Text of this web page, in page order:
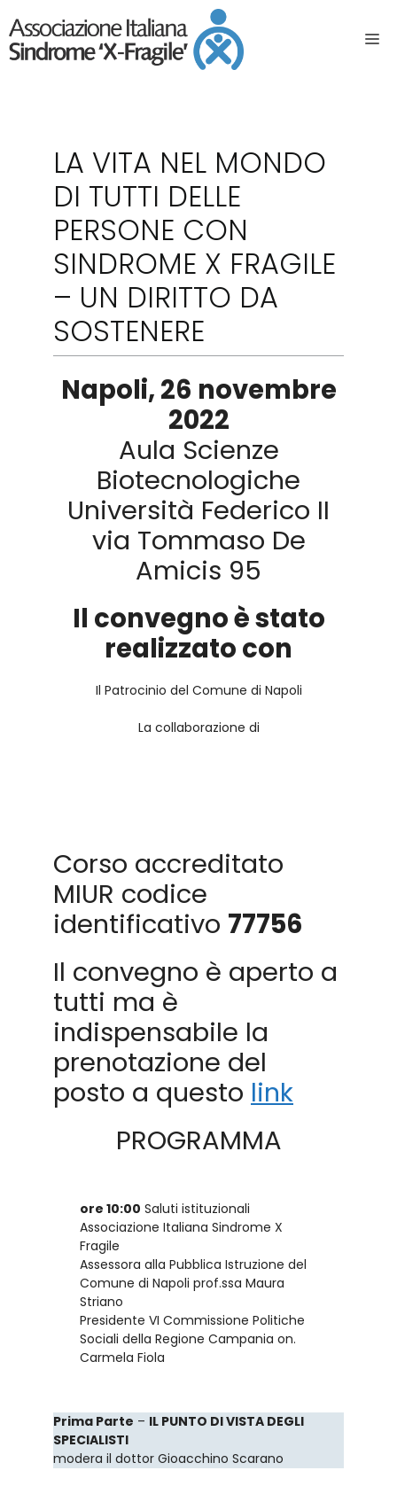
LA VITA NEL MONDO
DI TUTTI DELLE
PERSONE CON
SINDROME X FRAGILE
– UN DIRITTO DA
SOSTENERE
Napoli, 26 novembre
2022
Aula Scienze
Biotecnologiche
Università Federico II
via Tommaso De
Amicis 95
Il convegno è stato
realizzato con
Il Patrocinio del Comune di Napoli
La collaborazione di
Corso accreditato
MIUR codice
identificativo 77756
Il convegno è aperto a
tutti ma è
indispensabile la
prenotazione del
posto a questo link
PROGRAMMA
ore 10:00 Saluti istituzionali
Associazione Italiana Sindrome X
Fragile
Assessora alla Pubblica Istruzione del
Comune di Napoli prof.ssa Maura
Striano
Presidente VI Commissione Politiche
Sociali della Regione Campania on.
Carmela Fiola
Prima Parte – IL PUNTO DI VISTA DEGLI
SPECIALISTI
modera il dottor Gioacchino Scarano